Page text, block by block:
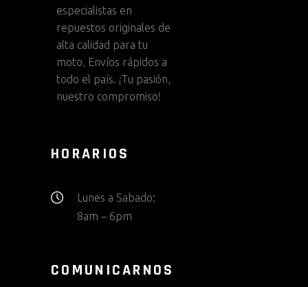
especialistas en
repuestos originales de
alta calidad para tu
moto. Envíos rápidos a
todo el país. ¡Tu pasión,
nuestro compromiso!
HORARIOS
Lunes a Sabado:
8am – 6pm
COMUNICARNOS